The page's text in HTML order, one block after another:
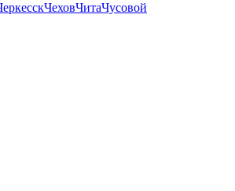
ЧеховЧитаЧусовой